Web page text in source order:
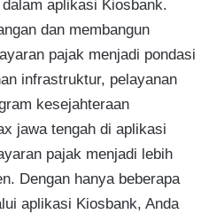
aplikasi Kiosbank.
dan membangun
pajak menjadi pondasi
infrastruktur, pelayanan
kesejahteraan
jawa tengah di aplikasi
pajak menjadi lebih
Dengan hanya beberapa
aplikasi Kiosbank, Anda